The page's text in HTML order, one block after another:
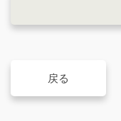
戻る